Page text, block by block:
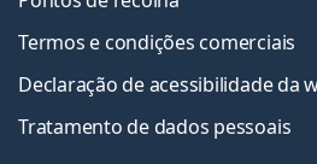
Termos e condições comerciais
Declaração de acessibilidade da
Tratamento de dados pessoais